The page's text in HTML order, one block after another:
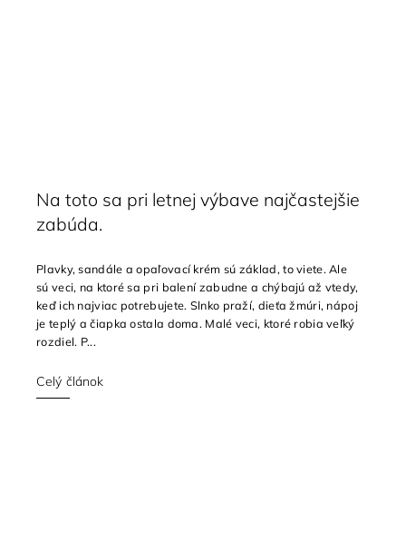
Na toto sa pri letnej výbave najčastejšie
zabúda.
Plavky, sandále a opaľovací krém sú základ, to viete. Ale
sú veci, na ktoré sa pri balení zabudne a chýbajú až vtedy,
keď ich najviac potrebujete. Slnko praží, dieťa žmúri, nápoj
je teplý a čiapka ostala doma. Malé veci, ktoré robia veľký
rozdiel. P...
Celý článok